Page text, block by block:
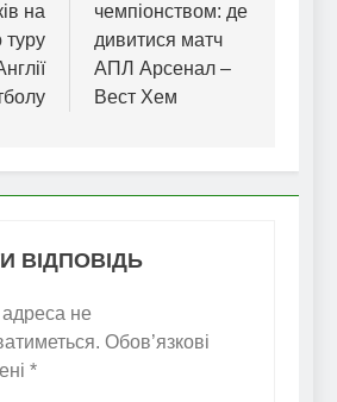
на
туру
чемпіонством: де
дивитися матч
АПЛ Арсенал –
Вест Хем
ВІДПОВІДЬ
не
Обов’язкові
*